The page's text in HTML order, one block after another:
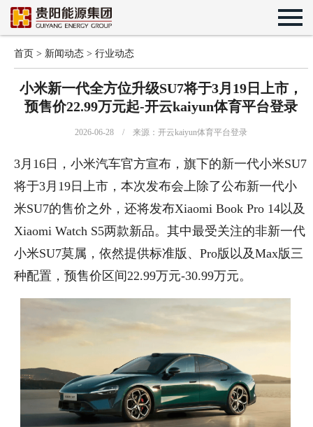
首页 > 新闻动态 >行业动态
小米新一代全方位升级SU7将于3月19日上市，
预售价22.99万元起-开云kaiyun体育平台登录
2026-06-28 / 来源：开云kaiyun体育平台登录
3月16日，小米汽车官方宣布，旗下的新一代小米SU7
将于3月19日上市，本次发布会上除了公布新一代小
米SU7的售价之外，还将发布Xiaomi Book Pro 14以及
Xiaomi Watch S5两款新品。其中最受关注的非新一代
小米SU7莫属，依然提供标准版、Pro版以及Max版三
种配置，预售价区间22.99万元-30.99万元。